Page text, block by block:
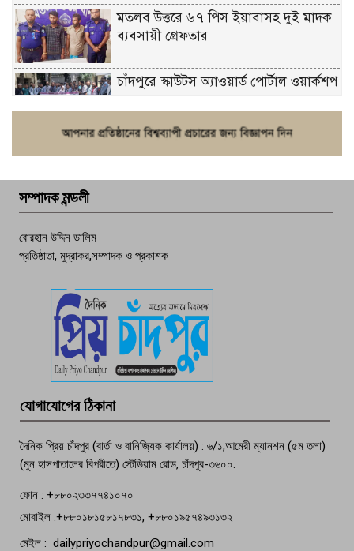
মতলব উত্তরে ৬৭ পিস ইয়াবাসহ দুই মাদক
ব্যবসায়ী গ্রেফতার
চাঁদপুরে স্কাউটস অ্যাওয়ার্ড পোর্টাল ওয়ার্কশপ
পচা দুর্গন্ধে ৯৯৯-এ ফোন, ফরিদগঞ্জে
তরুণের অর্ধগলিত লাশ উদ্ধার
সম্পাদক মন্ডলী
বোরহান উদ্দিন ডালিম
প্রতিষ্ঠাতা, মুদ্রাকর,সম্পাদক ও প্রকাশক
যোগাযোগের ঠিকানা
দৈনিক প্রিয় চাঁদপুর (বার্তা ও বানিজ্যিক কার্যালয়) : ৬/১,আমেরী ম্যানশন (৫ম তলা)
(মুন হাসপাতালের বিপরীতে) স্টেডিয়াম রোড, চাঁদপুর-৩৬০০.
ফোন : +৮৮০২৩৩৭৭৪১০৭০
মোবাইল :+৮৮০১৮১৫৮১৭৮৩১, +৮৮০১৯৫৭৪৯৩১৩২
মেইল : dailypriyochandpur@gmail.com